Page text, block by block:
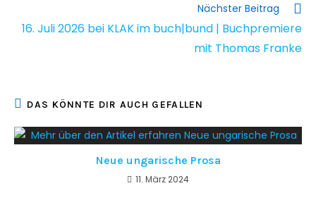
Nächster Beitrag
16. Juli 2026 bei KLAK im buch|bund | Buchpremiere
mit Thomas Franke
DAS KÖNNTE DIR AUCH GEFALLEN
Neue ungarische Prosa
11. März 2024